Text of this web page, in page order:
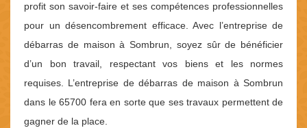
profit son savoir-faire et ses compétences professionnelles
pour un désencombrement efficace. Avec l’entreprise de
débarras de maison à Sombrun, soyez sûr de bénéficier
d’un bon travail, respectant vos biens et les normes
requises. L’entreprise de débarras de maison à Sombrun
dans le 65700 fera en sorte que ses travaux permettent de
gagner de la place.